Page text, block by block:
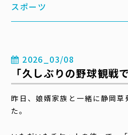
スポーツ
2026_03/08
「久しぶりの野球観戦
昨日、娘婿家族と一緒に静岡草
た。